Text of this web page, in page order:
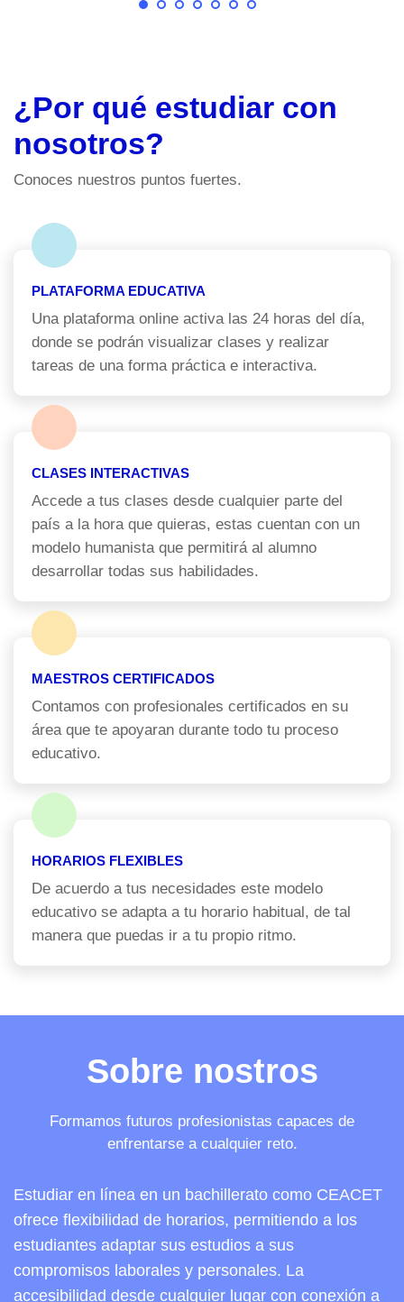
¿Por qué estudiar con
nosotros?
Conoces nuestros puntos fuertes.
PLATAFORMA EDUCATIVA
Una plataforma online activa las 24 horas del día,
donde se podrán visualizar clases y realizar
tareas de una forma práctica e interactiva.
CLASES INTERACTIVAS
Accede a tus clases desde cualquier parte del
país a la hora que quieras, estas cuentan con un
modelo humanista que permitirá al alumno
desarrollar todas sus habilidades.
MAESTROS CERTIFICADOS
Contamos con profesionales certificados en su
área que te apoyaran durante todo tu proceso
educativo.
HORARIOS FLEXIBLES
De acuerdo a tus necesidades este modelo
educativo se adapta a tu horario habitual, de tal
manera que puedas ir a tu propio ritmo.
Sobre nostros
Formamos futuros profesionistas capaces de
enfrentarse a cualquier reto.
Estudiar en línea en un bachillerato como CEACET
ofrece flexibilidad de horarios, permitiendo a los
estudiantes adaptar sus estudios a sus
compromisos laborales y personales. La
accesibilidad desde cualquier lugar con conexión a